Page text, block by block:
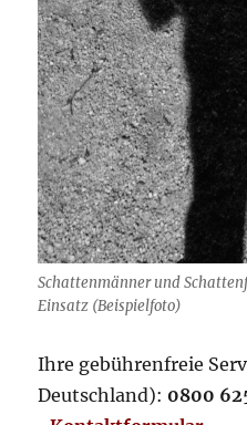
Schattenmänner und
Einsatz (Beispielfoto)
Ihre gebührenfreie
Deutschland): 0800